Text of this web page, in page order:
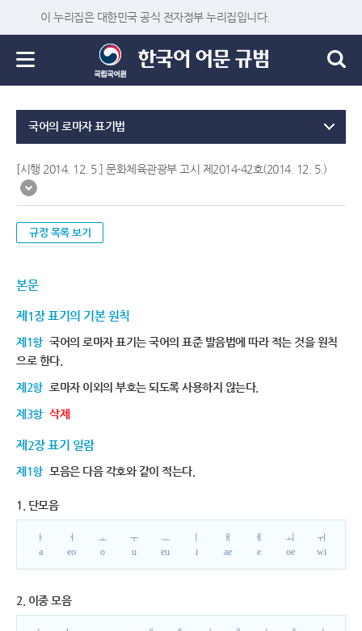
이 누리집은 대한민국 공식 전자정부 누리집입니다.
국어의 로마자 표기법
[시행 2014. 12. 5.] 문화체육관광부 고시 제2014-42호(2014. 12. 5.)
규정 목록 보기
본문
제1장 표기의 기본 원칙
제1항 국어의 로마자 표기는 국어의 표준 발음법에 따라 적는 것을 원칙
으로 한다.
제2항 로마자 이외의 부호는 되도록 사용하지 않는다.
제3항 삭제
제2장 표기 일람
제1항 모음은 다음 각호와 같이 적는다.
1. 단모음
ㅏ
a
ㅓ
eo
ㅗ
o
ㅜ
u
ㅡ
eu
i
ㅐ
ae
ㅔ
e
ㅚ
oe
ㅟ
wi
2. 이중 모음